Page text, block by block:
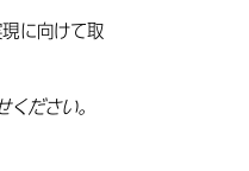
に向けて取
ださい。